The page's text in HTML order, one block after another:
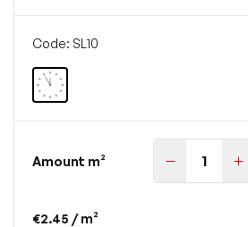
Code: SL10
Amount m²
€2.45 / m²